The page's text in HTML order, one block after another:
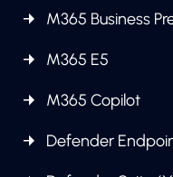
M365 Business
M365 E5
M365 Copilot
Defender